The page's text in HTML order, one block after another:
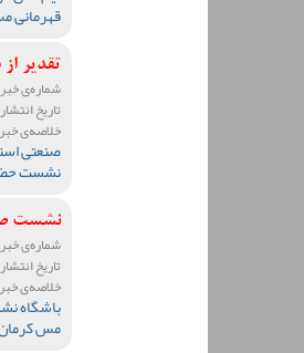
قهرمانی
تقدیر
شماره‌ی
تاریخ
خلاصه‌ی
صنعتی
نشست
نشست
شماره‌ی
تاریخ
خلاصه‌ی
باشگاه
مس کرمان